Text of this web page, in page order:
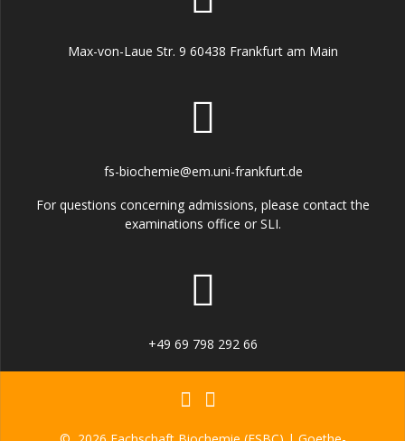
Max-von-Laue Str. 9 60438 Frankfurt am Main
fs-biochemie@em.uni-frankfurt.de
For questions concerning admissions, please contact the
examinations office or SLI.
+49 69 798 292 66